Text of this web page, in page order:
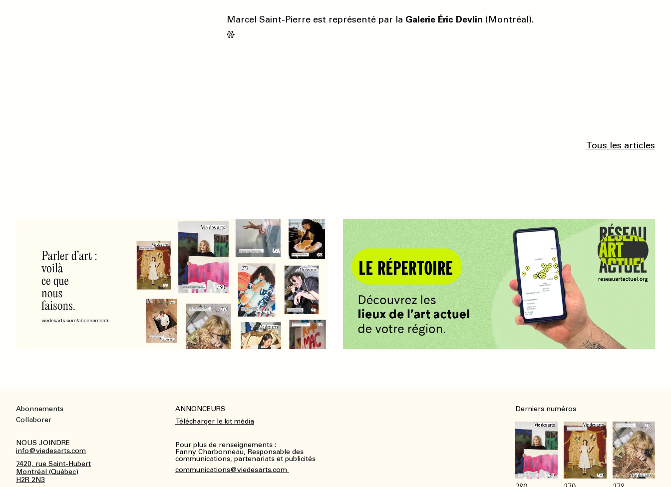
Marcel Saint-Pierre est représenté par la Galerie Éric Devlin (Montréal).
Tous les articles
Abonnements
Collaborer
NOUS JOINDRE
info@viedesarts.com
7420, rue Saint-Hubert
Montréal (Québec)
H2R 2N3
ANNONCEURS
Télécharger le kit média
Pour plus de renseignements :
Fanny Charbonneau, Responsable des
communications, partenariats et publicités
communications@viedesarts.com
Derniers numéros